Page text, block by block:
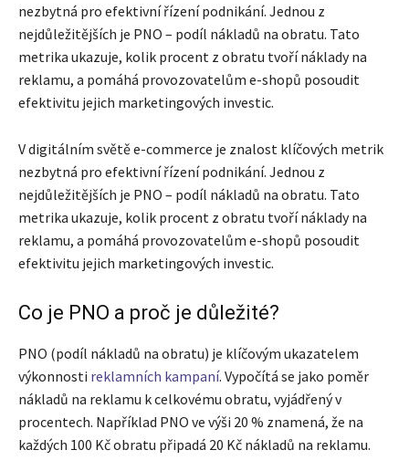
nezbytná pro efektivní řízení podnikání. Jednou z
nejdůležitějších je PNO – podíl nákladů na obratu. Tato
metrika ukazuje, kolik procent z obratu tvoří náklady na
reklamu, a pomáhá provozovatelům e-shopů posoudit
efektivitu jejich marketingových investic.
V digitálním světě e-commerce je znalost klíčových metrik
nezbytná pro efektivní řízení podnikání. Jednou z
nejdůležitějších je PNO – podíl nákladů na obratu. Tato
metrika ukazuje, kolik procent z obratu tvoří náklady na
reklamu, a pomáhá provozovatelům e-shopů posoudit
efektivitu jejich marketingových investic.
Co je PNO a proč je důležité?
PNO (podíl nákladů na obratu) je klíčovým ukazatelem
výkonnosti reklamních kampaní. Vypočítá se jako poměr
nákladů na reklamu k celkovému obratu, vyjádřený v
procentech. Například PNO ve výši 20 % znamená, že na
každých 100 Kč obratu připadá 20 Kč nákladů na reklamu.